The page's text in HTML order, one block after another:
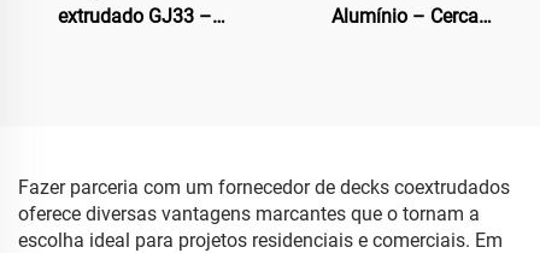
extrudado GJ33 –
Alumínio – Cerca
Fazer parceria com um fornecedor de decks coextrudados
oferece diversas vantagens marcantes que o tornam a
escolha ideal para projetos residenciais e comerciais. Em